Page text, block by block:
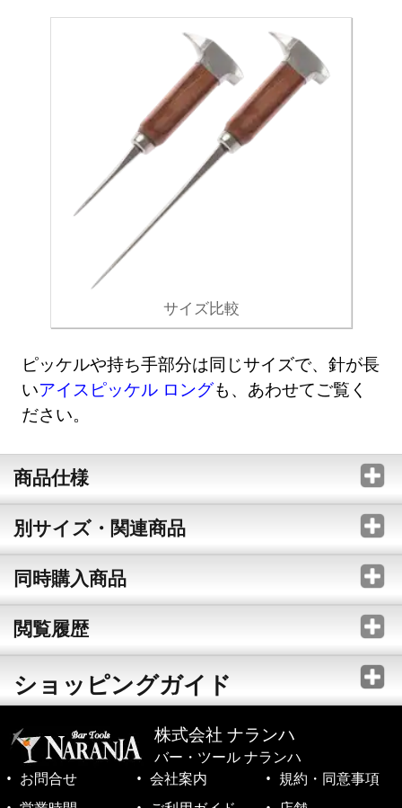
サイズ比較
ピッケルや持ち手部分は同じサイズで、針が長
いアイスピッケル ロングも、あわせてご覧く
ださい。
商品仕様
別サイズ・関連商品
同時購入商品
閲覧履歴
ショッピングガイド
株式会社 ナランハ
バー・ツール ナランハ
お問合せ
会社案内
規約・同意事項